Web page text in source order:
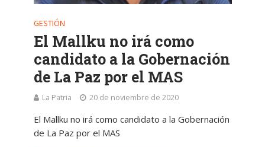
GESTIÓN
El Mallku no irá como
candidato a la Gobernación
de La Paz por el MAS
La Patria 20 de noviembre de 2020
El Mallku no irá como candidato a la Gobernación
de La Paz por el MAS